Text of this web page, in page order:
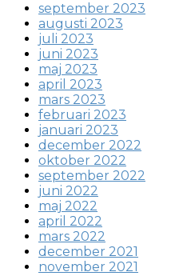
september 2023
augusti 2023
juli 2023
juni 2023
maj 2023
april 2023
mars 2023
februari 2023
januari 2023
december 2022
oktober 2022
september 2022
juni 2022
maj 2022
april 2022
mars 2022
december 2021
november 2021